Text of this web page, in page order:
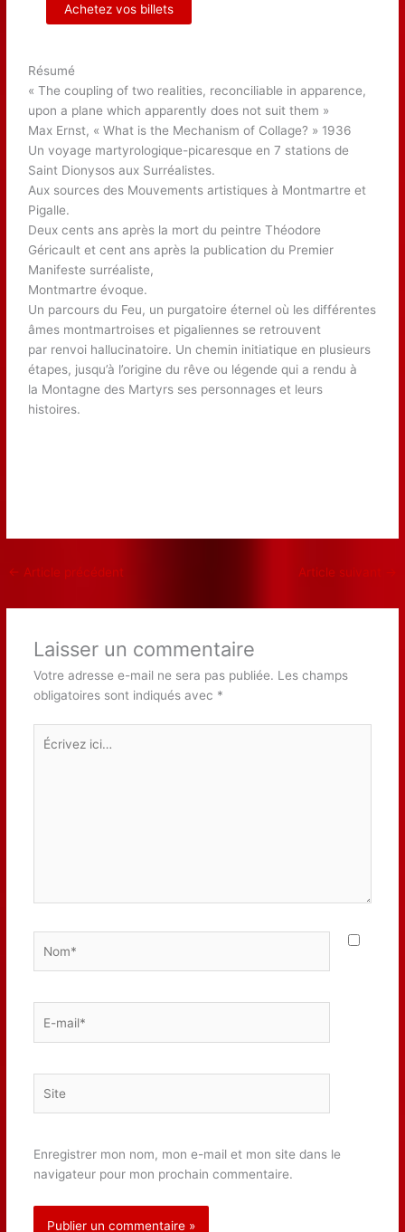
Achetez vos billets
Résumé
« The coupling of two realities, reconciliable in apparence,
upon a plane which apparently does not suit them »
Max Ernst, « What is the Mechanism of Collage? » 1936
Un voyage martyrologique-picaresque en 7 stations de
Saint Dionysos aux Surréalistes.
Aux sources des Mouvements artistiques à Montmartre et
Pigalle.
Deux cents ans après la mort du peintre Théodore
Géricault et cent ans après la publication du Premier
Manifeste surréaliste,
Montmartre évoque.
Un parcours du Feu, un purgatoire éternel où les différentes
âmes montmartroises et pigaliennes se retrouvent
par renvoi hallucinatoire. Un chemin initiatique en plusieurs
étapes, jusqu’à l’origine du rêve ou légende qui a rendu à
la Montagne des Martyrs ses personnages et leurs
histoires.
← Article précédent Article suivant
Laisser un commentaire
Votre adresse e-mail ne sera pas publiée. Les champs
obligatoires sont indiqués avec *
Écrivez
ici…
mail*
Enregistrer mon nom, mon e-mail et mon site dans le
navigateur pour mon prochain commentaire.